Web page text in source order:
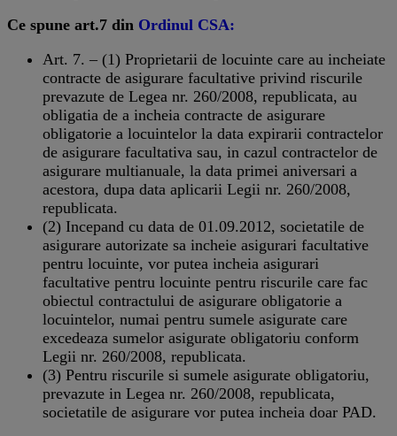
Ce spune art.7 din Ordinul CSA:
Art. 7. – (1) Proprietarii de locuinte care au incheiate
contracte de asigurare facultative privind riscurile
prevazute de Legea nr. 260/2008, republicata, au
obligatia de a incheia contracte de asigurare
obligatorie a locuintelor la data expirarii contractelor
de asigurare facultativa sau, in cazul contractelor de
asigurare multianuale, la data primei aniversari a
acestora, dupa data aplicarii Legii nr. 260/2008,
republicata.
(2) Incepand cu data de 01.09.2012, societatile de
asigurare autorizate sa incheie asigurari facultative
pentru locuinte, vor putea incheia asigurari
facultative pentru locuinte pentru riscurile care fac
obiectul contractului de asigurare obligatorie a
locuintelor, numai pentru sumele asigurate care
excedeaza sumelor asigurate obligatoriu conform
Legii nr. 260/2008, republicata.
(3) Pentru riscurile si sumele asigurate obligatoriu,
prevazute in Legea nr. 260/2008, republicata,
societatile de asigurare vor putea incheia doar PAD.